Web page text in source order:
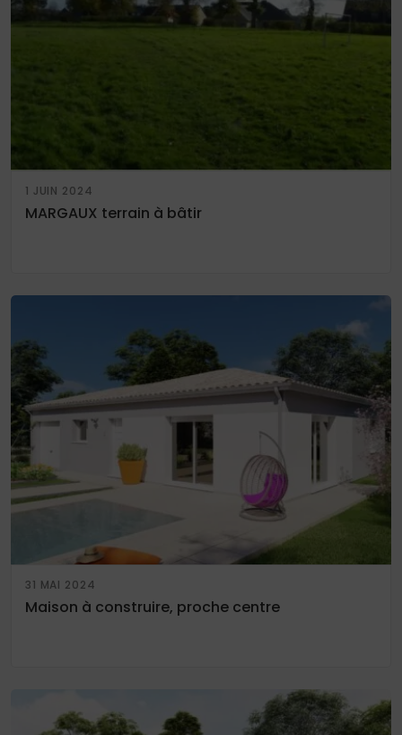
1 JUIN 2024
MARGAUX terrain à bâtir
31 MAI 2024
Maison à construire, proche centre